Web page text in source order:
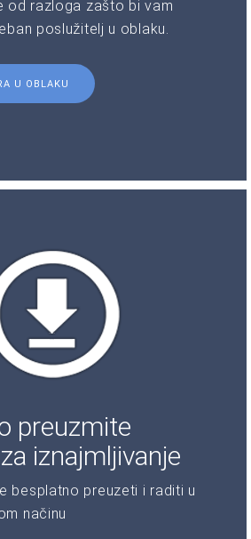
od razloga zašto bi vam
poslužitelj u oblaku.
U OBLAKU
preuzmite
iznajmljivanje
besplatno preuzeti i raditi u
načinu